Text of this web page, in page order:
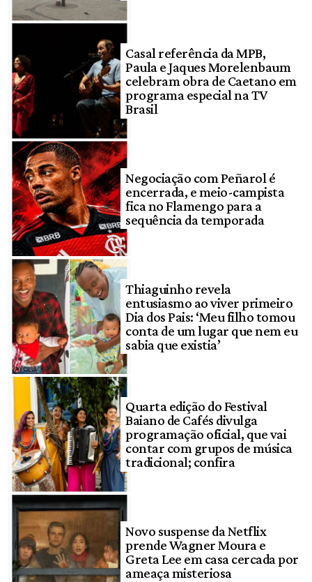
Casal referência da MPB,
Paula e Jaques Morelenbaum
celebram obra de Caetano em
programa especial na TV
Brasil
Negociação com Peñarol é
encerrada, e meio-campista
fica no Flamengo para a
sequência da temporada
Thiaguinho revela
entusiasmo ao viver primeiro
Dia dos Pais: ‘Meu filho tomou
conta de um lugar que nem eu
sabia que existia’
Quarta edição do Festival
Baiano de Cafés divulga
programação oficial, que vai
contar com grupos de música
tradicional; confira
Novo suspense da Netflix
prende Wagner Moura e
Greta Lee em casa cercada por
ameaça misteriosa